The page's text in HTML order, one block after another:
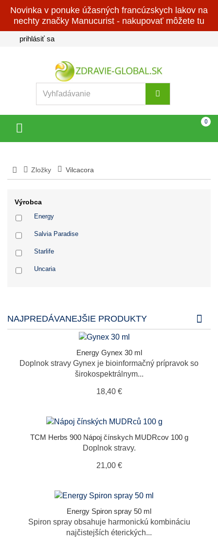
Novinka v ponuke úžasných francúzskych lakov na
nechty značky Manucurist - nakupovať môžete tu
prihlásiť sa
Košík0
(prázdny)
Toggle
navigation
Zložky Vilcacora
Výrobca
Energy
Salvia Paradise
Starlife
Uncaria
NAJPREDÁVANEJŠIE PRODUKTY
Energy Gynex 30 ml
Doplnok stravy Gynex je bioinformačný prípravok so
širokospektrálnym...
18,40 €
TCM Herbs 900 Nápoj čínskych MUDRcov 100 g
Doplnok stravy.
21,00 €
Energy Spiron spray 50 ml
Spiron spray obsahuje harmonickú kombináciu
najčistejších éterických...